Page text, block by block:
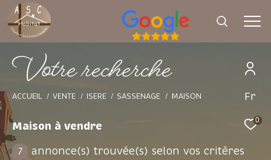
Fr
0
Voterecherche
ACCUEIL VENTE ISERE SASSENAGE MAISON
Maison à vendre
7 annonce(s) trouvée(s) selon vos critères
Effectuer une recherche
et trouver le bien qui correspond à vos
critères